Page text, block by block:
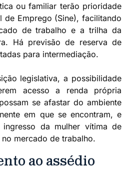
ou familiar terão prioridade
de Emprego (Sine), facilitando
de trabalho e a trilha da
Há previsão de reserva de
para intermediação.
legislativa, a possibilidade
acesso a renda própria
se afastar do ambiente
em que se encontram, e
ingresso da mulher vítima de
mercado de trabalho.
ao assédio